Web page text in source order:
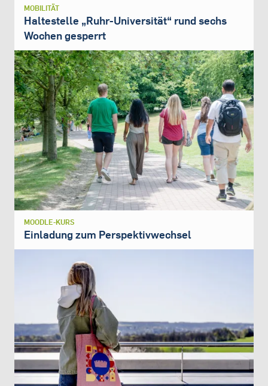
MOBILITÄT
Haltestelle „Ruhr-Universität“ rund sechs
Wochen gesperrt
MOODLE-KURS
Einladung zum Perspektivwechsel